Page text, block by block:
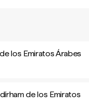
los Emiratos Árabes
de los Emiratos